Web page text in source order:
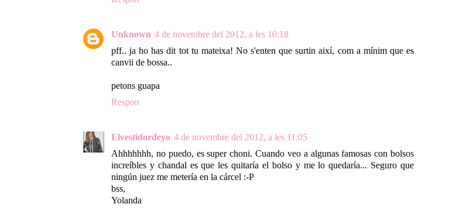
Unknown 4 de novembre del 2012, a les 10:18
pff.. ja ho has dit tot tu mateixa! No s'enten que surtin així, com a mínim que es
canvii de bossa..
petons guapa
Respon
Elvestidordeyo 4 de novembre del 2012, a les 11:05
Ahhhhhhh, no puedo, es super choni. Cuando veo a algunas famosas con bolsos
increíbles y chandal es que les quitaría el bolso y me lo quedaría... Seguro que
ningún juez me metería en la cárcel :-P
bss,
Yolanda